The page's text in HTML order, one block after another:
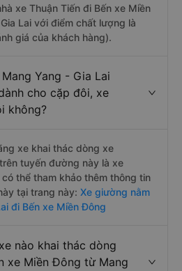
xe Thuận Tiến đi Bến xe Miền
Lai với điểm chất lượng là
giá của khách hàng).
Yang - Gia Lai
cho cặp đôi, xe
không?
xe khai thác dòng xe
tuyến đường này là xe
thể tham khảo thêm thông tin
tại trang này: Xe giường nằm
đi Bến xe Miền Đông
nào khai thác dòng
xe Miền Đông từ Mang